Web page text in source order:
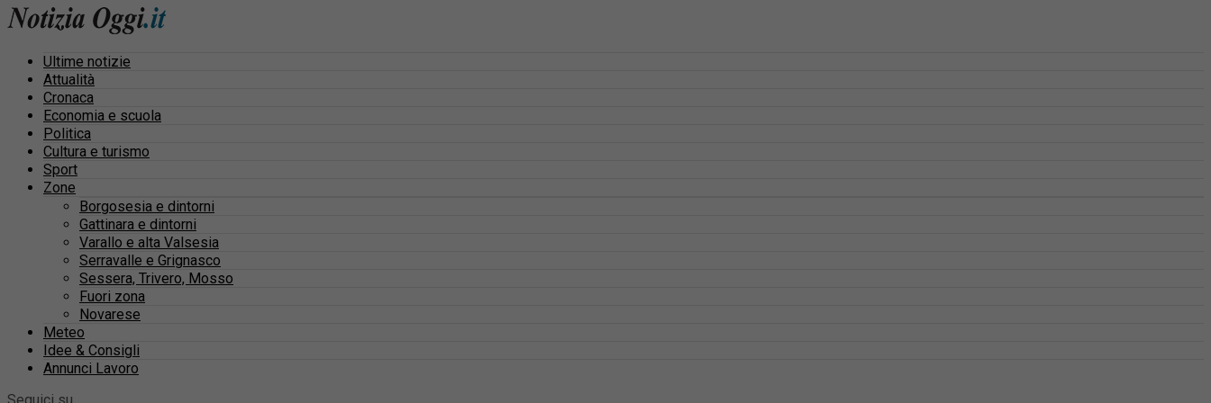
Ultime notizie
Attualità
Cronaca
Economia e scuola
Politica
Cultura e turismo
Sport
Zone
Borgosesia e dintorni
Gattinara e dintorni
Varallo e alta Valsesia
Serravalle e Grignasco
Sessera, Trivero, Mosso
Fuori zona
Novarese
Meteo
Idee & Consigli
Annunci Lavoro